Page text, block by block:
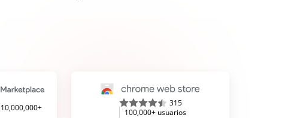
10,000,000+
315
100,000+ usuarios